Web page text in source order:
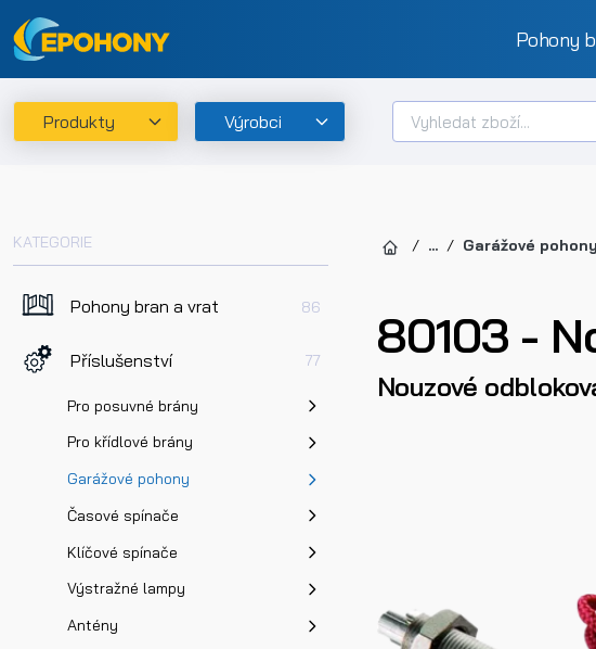
Pohony
Produkty Výrobci
KATEGORIE
Pohony bran a vrat 86
Příslušenství 77
Pro posuvné brány
Pro křídlové brány
Garážové pohony
Časové spínače
Klíčové spínače
Výstražné lampy
Antény
... Garážové pohony
80103 -
Nouzové